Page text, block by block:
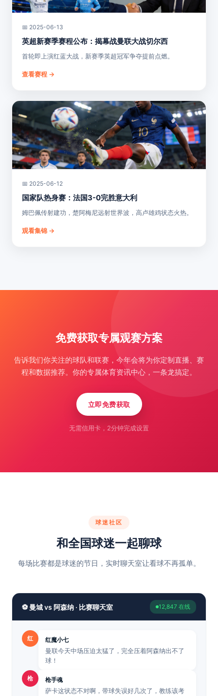
📅 2025-06-13
英超新赛季赛程公布：揭幕战曼联大战切尔西
首轮即上演红蓝大战，新赛季英超冠军争夺提前点燃。
查看赛程 →
📅 2025-06-12
国家队热身赛：法国3-0完胜意大利
姆巴佩传射建功，楚阿梅尼远射世界波，高卢雄鸡状态火热。
观看集锦 →
免费获取专属观赛方案
告诉我们你关注的球队和联赛，今年会将为你定制直播、赛
程和数据推荐。你的专属体育资讯中心，一条龙搞定。
立即免费获取
无需信用卡，2分钟完成设置
球迷社区
和全国球迷一起聊球
每场比赛都是球迷的节日，实时聊天室让看球不再孤单。
⚽ 曼城 vs 阿森纳 · 比赛聊天室 12,847 在线
红 红魔小七
曼联今天中场压迫太猛了，完全压着阿森纳出不了
球！
枪 枪手魂
萨卡这状态不对啊，带球失误好几次了，教练该考